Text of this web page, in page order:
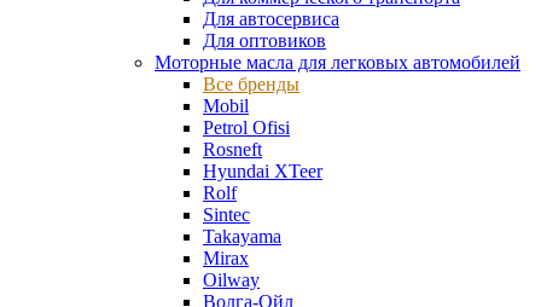
Для автосервиса
Для оптовиков
Моторные масла для легковых автомобилей
Все бренды
Mobil
Petrol Ofisi
Rosneft
Hyundai XTeer
Rolf
Sintec
Takayama
Mirax
Oilway
Волга-Ойл